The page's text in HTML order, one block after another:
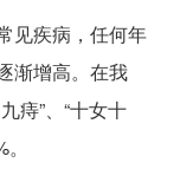
见疾病，任何年
渐增高。在我
痔”、“十女十